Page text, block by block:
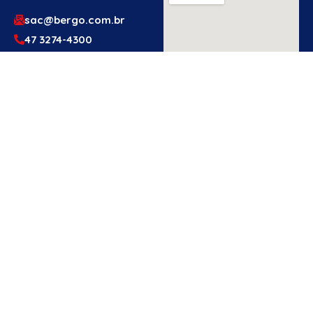
sac@bergo.com.br
47 3274-4300